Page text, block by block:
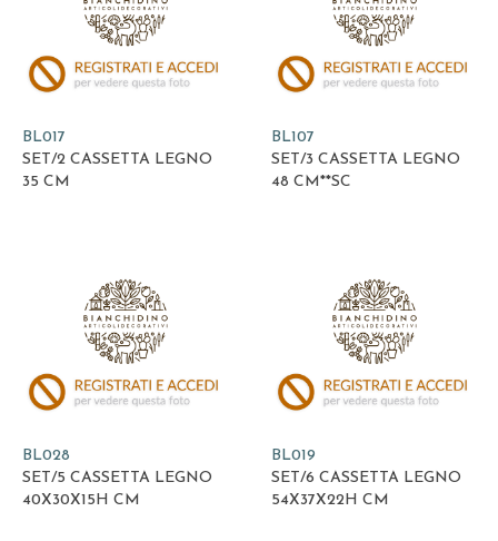
BL017
SET/2 CASSETTA LEGNO
35 CM
BL107
SET/3 CASSETTA LEGNO
48 CM**SC
BL028
SET/5 CASSETTA LEGNO
40X30X15H CM
BL019
SET/6 CASSETTA LEGNO
54X37X22H CM